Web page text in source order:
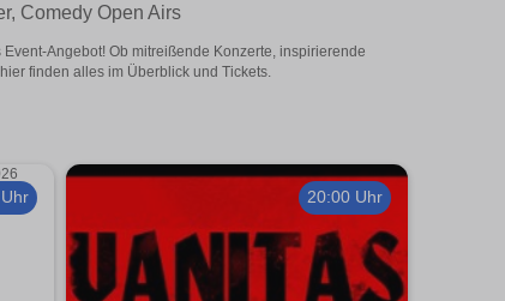
Comedy Open Airs
Angebot! Ob mitreißende Konzerte, inspirierende
finden alles im Überblick und Tickets.
20:00 Uhr